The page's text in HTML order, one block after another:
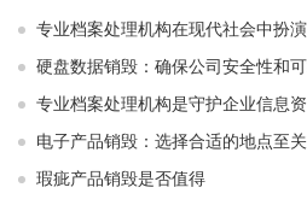
专业档案处理机构在现代社会中扮
硬盘数据销毁：确保公司安全性和
专业档案处理机构是守护企业信息
电子产品销毁：选择合适的地点至
瑕疵产品销毁是否值得